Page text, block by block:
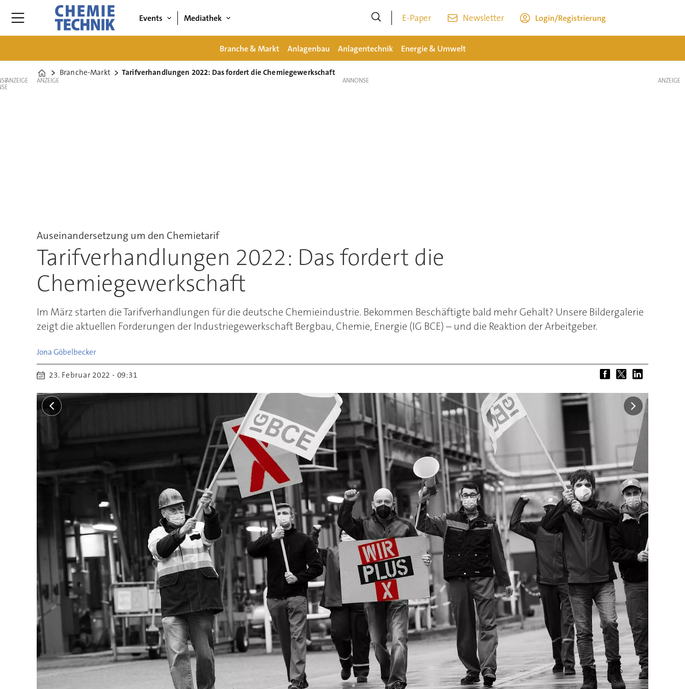
Events Mediathek E-Paper Newsletter Login/Registrierung
Branche & Markt Anlagenbau Anlagentechnik Energie & Umwelt
Home
Branche-Markt Tarifverhandlungen 2022: Das fordert die Chemiegewerkschaft
ANZEIGE ANZEIGE
Auseinandersetzung um den Chemietarif
Tarifverhandlungen 2022: Das fordert die
Chemiegewerkschaft
Im März starten die Tarifverhandlungen für die deutsche Chemieindustrie. Bekommen Beschäftigte bald mehr Gehalt? Unsere Bildergalerie
zeigt die aktuellen Forderungen der Industriegewerkschaft Bergbau, Chemie, Energie (IG BCE) – und die Reaktion der Arbeitgeber.
Jona Göbelbecker
23. Februar 2022 - 09:31
ANZEIGE